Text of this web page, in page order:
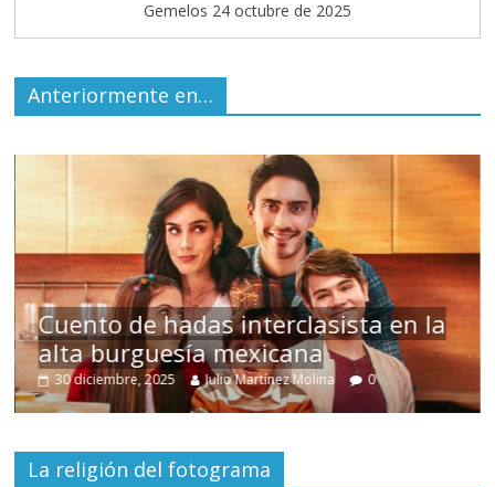
Gemelos 24 octubre de 2025
Anteriormente en…
Cuento de hadas interclasista en la
alta burguesía mexicana
30 diciembre, 2025 Julio Martínez Molina 0
La religión del fotograma